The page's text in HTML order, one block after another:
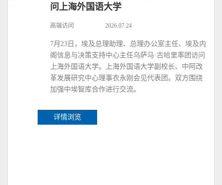
问上海外国语大学
高端访问 2026.07.24
7月23日，埃及总理助理、总理办公室主任、埃及内
阁信息与决策支持中心主任乌萨马·古哈里率团访问
上海外国语大学。上海外国语大学副校长、中阿改
革发展研究中心理事衣永刚会见代表团。双方围绕
加强中埃智库合作进行交流。
详情浏览